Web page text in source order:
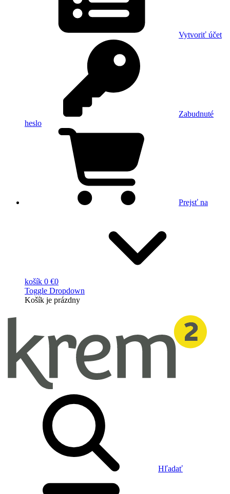
Vytvoriť účet
Zabudnuté
heslo
Prejsť na
košík 0 €0
Toggle Dropdown
Košík je prázdny
Hľadať